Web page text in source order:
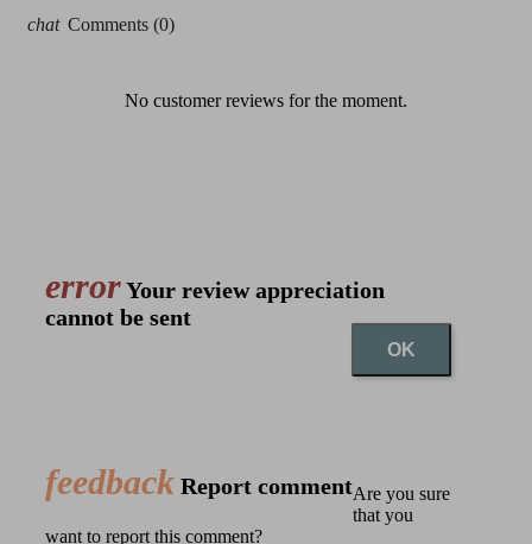
chat Comments (0)
No customer reviews for the moment.
errorYour review appreciation
cannot be sent
OK
feedback Report commentAre you sure
that you
want to report this comment?